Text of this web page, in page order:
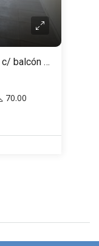
Dpto en VENTA-2 dormitorios c/ balcón al FRENTE- Dorrego 1409- Rosario, Santa Fe
70.00